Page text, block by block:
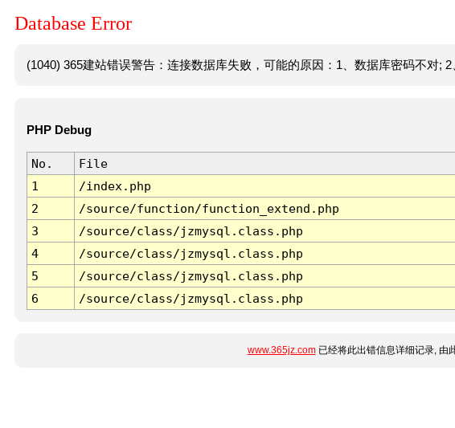
Database Error
(1040) 365建站错误警告：连接数据库失败，可能的原因：1、数据库密码不对; 2
PHP Debug
No. File
1
/index.php
2
/source/function/function_extend.php
3
/source/class/jzmysql.class.php
4
/source/class/jzmysql.class.php
5
/source/class/jzmysql.class.php
6
/source/class/jzmysql.class.php
www.365jz.com已经将此出错信息详细记录, 由